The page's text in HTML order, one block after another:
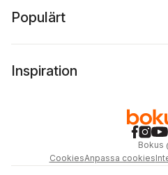
Populärt
Inspiration
Bokus
CookiesAnpassa cookies